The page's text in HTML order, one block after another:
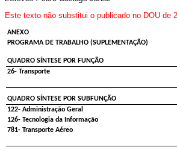
Este texto não substitui o publicado no DOU de
ANEXO
PROGRAMA DE TRABALHO (SUPLEMENTAÇÃO)
QUADRO SÍNTESE POR FUNÇÃO
26- Transporte
QUADRO SÍNTESE POR SUBFUNÇÃO
122- Administração Geral
126- Tecnologia da Informação
781- Transporte Aéreo